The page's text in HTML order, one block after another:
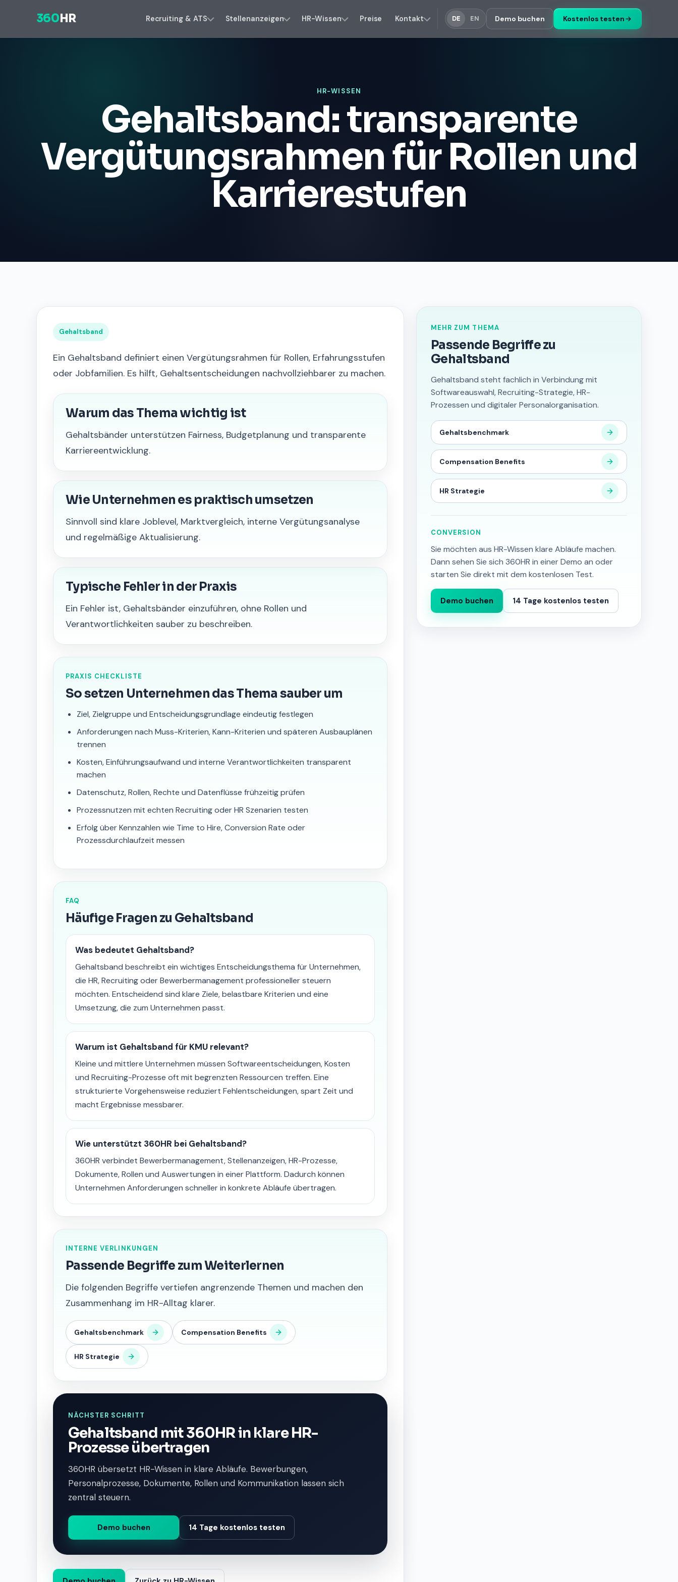
360 HR Recruiting & ATS Stellenanzeigen HR-Wissen Preise Kontakt DE EN Demo buchen Kostenlos testen
HR-WISSEN
Gehaltsband: transparente
Vergütungsrahmen für Rollen und
Karrierestufen
Gehaltsband
Ein Gehaltsband definiert einen Vergütungsrahmen für Rollen, Erfahrungsstufen
oder Jobfamilien. Es hilft, Gehaltsentscheidungen nachvollziehbarer zu machen.
Warum das Thema wichtig ist
Gehaltsbänder unterstützen Fairness, Budgetplanung und transparente
Karriereentwicklung.
Wie Unternehmen es praktisch umsetzen
Sinnvoll sind klare Joblevel, Marktvergleich, interne Vergütungsanalyse
und regelmäßige Aktualisierung.
Typische Fehler in der Praxis
Ein Fehler ist, Gehaltsbänder einzuführen, ohne Rollen und
Verantwortlichkeiten sauber zu beschreiben.
PRAXIS CHECKLISTE
So setzen Unternehmen das Thema sauber um
Ziel, Zielgruppe und Entscheidungsgrundlage eindeutig festlegen
Anforderungen nach Muss-Kriterien, Kann-Kriterien und späteren Ausbauplänen
trennen
Kosten, Einführungsaufwand und interne Verantwortlichkeiten transparent
machen
Datenschutz, Rollen, Rechte und Datenflüsse frühzeitig prüfen
Prozessnutzen mit echten Recruiting oder HR Szenarien testen
Erfolg über Kennzahlen wie Time to Hire, Conversion Rate oder
Prozessdurchlaufzeit messen
FAQ
Häufige Fragen zu Gehaltsband
Was bedeutet Gehaltsband?
Gehaltsband beschreibt ein wichtiges Entscheidungsthema für Unternehmen,
die HR, Recruiting oder Bewerbermanagement professioneller steuern
möchten. Entscheidend sind klare Ziele, belastbare Kriterien und eine
Umsetzung, die zum Unternehmen passt.
Warum ist Gehaltsband für KMU relevant?
Kleine und mittlere Unternehmen müssen Softwareentscheidungen, Kosten
und Recruiting-Prozesse oft mit begrenzten Ressourcen treffen. Eine
strukturierte Vorgehensweise reduziert Fehlentscheidungen, spart Zeit und
macht Ergebnisse messbarer.
Wie unterstützt 360HR bei Gehaltsband?
360HR verbindet Bewerbermanagement, Stellenanzeigen, HR-Prozesse,
Dokumente, Rollen und Auswertungen in einer Plattform. Dadurch können
Unternehmen Anforderungen schneller in konkrete Abläufe übertragen.
INTERNE VERLINKUNGEN
Passende Begriffe zum Weiterlernen
Die folgenden Begriffe vertiefen angrenzende Themen und machen den
Zusammenhang im HR-Alltag klarer.
Gehaltsbenchmark Compensation Benefits
HR Strategie
NÄCHSTER SCHRITT
Gehaltsband mit 360HR in klare HR-
Prozesse übertragen
360HR übersetzt HR-Wissen in klare Abläufe. Bewerbungen,
Personalprozesse, Dokumente, Rollen und Kommunikation lassen sich
zentral steuern.
Demo buchen 14 Tage kostenlos testen
MEHR ZUM THEMA
Passende Begriffe zu
Gehaltsband
Gehaltsband steht fachlich in Verbindung mit
Softwareauswahl, Recruiting-Strategie, HR-
Prozessen und digitaler Personalorganisation.
Gehaltsbenchmark
Compensation Benefits
HR Strategie
CONVERSION
Sie möchten aus HR-Wissen klare Abläufe machen.
Dann sehen Sie sich 360HR in einer Demo an oder
starten Sie direkt mit dem kostenlosen Test.
Demo buchen 14 Tage kostenlos testen